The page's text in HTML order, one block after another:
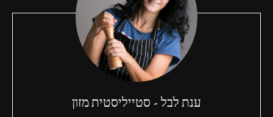
ענת לבל - סטייליסטית מזון